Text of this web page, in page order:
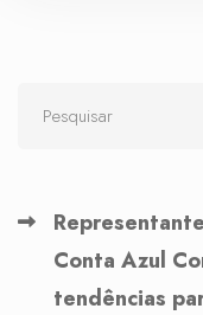
Conta Azul
tendências